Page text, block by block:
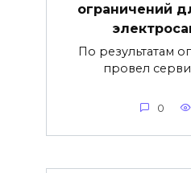
ограничений
По результатам
провел
0